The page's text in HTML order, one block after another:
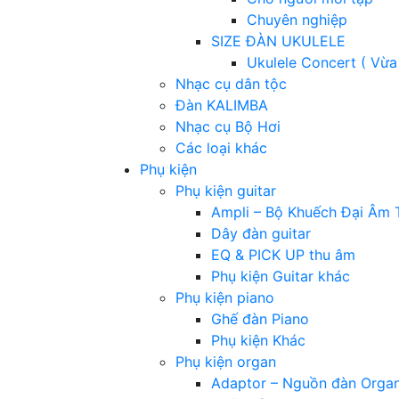
Chuyên nghiệp
SIZE ĐÀN UKULELE
Ukulele Concert (
Nhạc cụ dân tộc
Đàn KALIMBA
Nhạc cụ Bộ Hơi
Các loại khác
Phụ kiện
Phụ kiện guitar
Ampli – Bộ Khuếch Đại Âm
Dây đàn guitar
EQ & PICK UP thu âm
Phụ kiện Guitar khác
Phụ kiện piano
Ghế đàn Piano
Phụ kiện Khác
Phụ kiện organ
Adaptor – Nguồn đàn